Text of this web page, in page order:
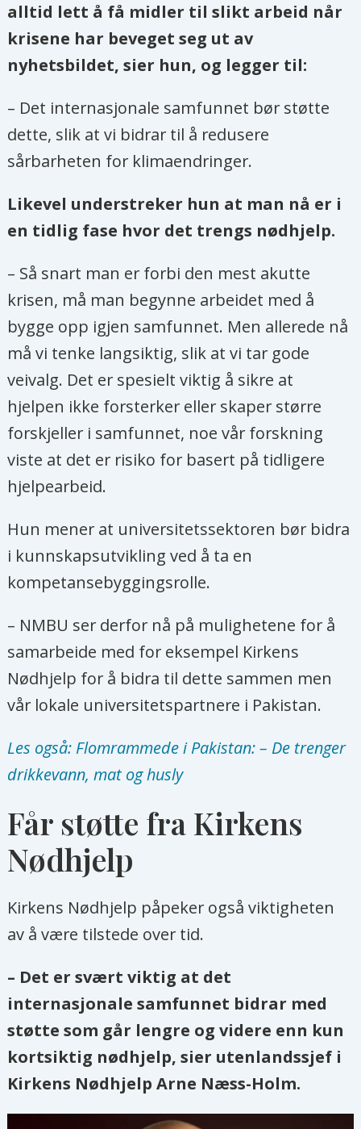
alltid lett å få midler til slikt arbeid når
krisene har beveget seg ut av
nyhetsbildet, sier hun, og legger til:
– Det internasjonale samfunnet bør støtte
dette, slik at vi bidrar til å redusere
sårbarheten for klimaendringer.
Likevel understreker hun at man nå er i
en tidlig fase hvor det trengs nødhjelp.
– Så snart man er forbi den mest akutte
krisen, må man begynne arbeidet med å
bygge opp igjen samfunnet. Men allerede nå
må vi tenke langsiktig, slik at vi tar gode
veivalg. Det er spesielt viktig å sikre at
hjelpen ikke forsterker eller skaper større
forskjeller i samfunnet, noe vår forskning
viste at det er risiko for basert på tidligere
hjelpearbeid.
Hun mener at universitetssektoren bør bidra
i kunnskapsutvikling ved å ta en
kompetansebyggingsrolle.
– NMBU ser derfor nå på mulighetene for å
samarbeide med for eksempel Kirkens
Nødhjelp for å bidra til dette sammen men
vår lokale universitetspartnere i Pakistan.
Les også: Flomrammede i Pakistan: – De trenger
drikkevann, mat og husly
Får støtte fra Kirkens
Nødhjelp
Kirkens Nødhjelp påpeker også viktigheten
av å være tilstede over tid.
– Det er svært viktig at det
internasjonale samfunnet bidrar med
støtte som går lengre og videre enn kun
kortsiktig nødhjelp, sier utenlandssjef i
Kirkens Nødhjelp Arne Næss-Holm.